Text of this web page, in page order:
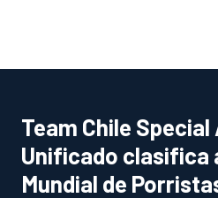
Team Chile
Unificado clasifica
Mundial de